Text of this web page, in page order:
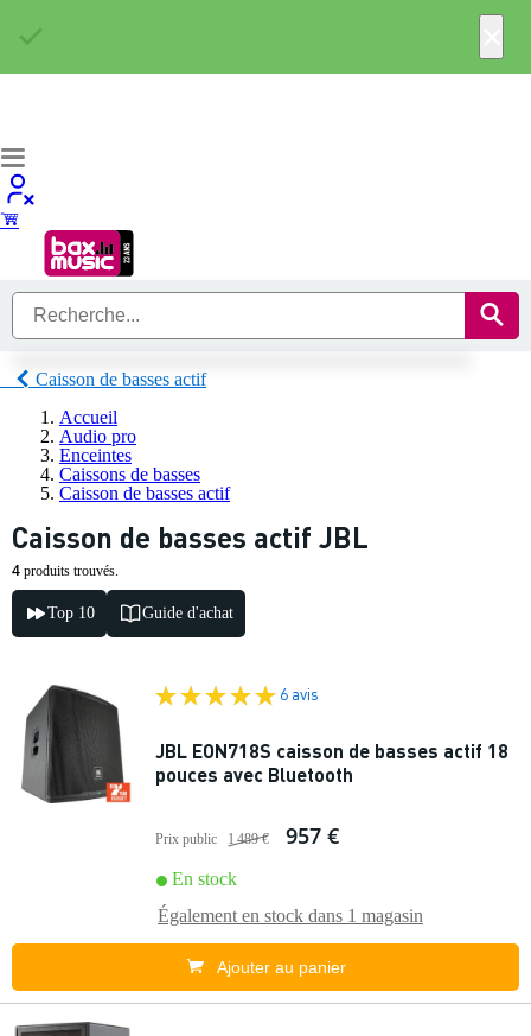
Caisson de basses actif
Accueil
Audio pro
Enceintes
Caissons de basses
Caisson de basses actif
Caisson de basses actif JBL
4 produits trouvés.
Top 10 Guide d'achat
6 avis
JBL EON718S caisson de basses actif 18
pouces avec Bluetooth
Prix public 1 489 € 957 €
En stock
Également en stock dans 1 magasin
Ajouter au panier